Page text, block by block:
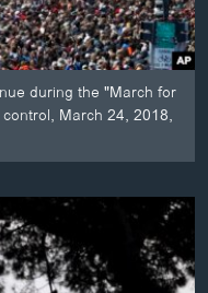
during the "March for
March 24, 2018,